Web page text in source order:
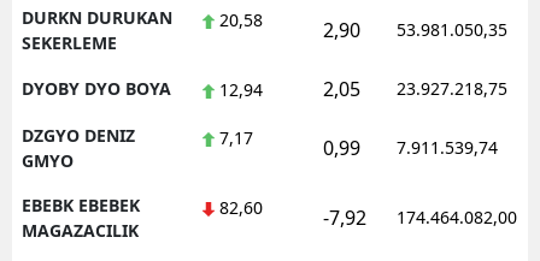
DURKN DURUKAN
SEKERLEME
20,58 2,90 53.981.050,35
DYOBY DYO BOYA 12,94 2,05 23.927.218,75
DZGYO DENIZ
GMYO
7,17 0,99 7.911.539,74
EBEBK EBEBEK
MAGAZACILIK
82,60 -7,92 174.464.082,00